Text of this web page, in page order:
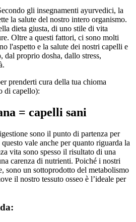
gli insegnamenti ayurvedici, la
la salute del nostro intero organismo.
dieta giusta, di uno stile di vita
Oltre a questi fattori, ci sono molti
l'aspetto e la salute dei nostri capelli e
dal proprio dosha, dallo stress,
prenderti cura della tua chioma
di capello):
= capelli sani
sono il punto di partenza per
vale anche per quanto riguarda la
vita sono spesso il risultato di una
carenza di nutrienti. Poiché i nostri
sono un sottoprodotto del metabolismo
il nostro tessuto osseo è l’ideale per